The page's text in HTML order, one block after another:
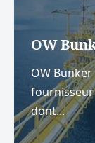
OW
OW
dont...